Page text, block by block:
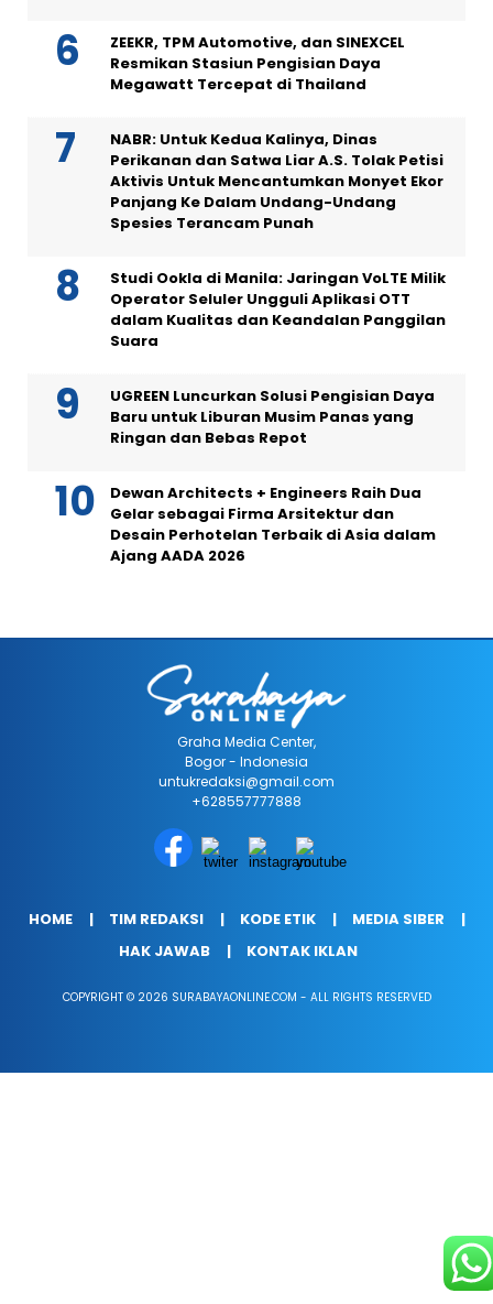
ZEEKR, TPM Automotive, dan SINEXCEL
Resmikan Stasiun Pengisian Daya
Megawatt Tercepat di Thailand
NABR: Untuk Kedua Kalinya, Dinas
Perikanan dan Satwa Liar A.S. Tolak Petisi
Aktivis Untuk Mencantumkan Monyet Ekor
Panjang Ke Dalam Undang-Undang
Spesies Terancam Punah
Studi Ookla di Manila: Jaringan VoLTE Milik
Operator Seluler Ungguli Aplikasi OTT
dalam Kualitas dan Keandalan Panggilan
Suara
UGREEN Luncurkan Solusi Pengisian Daya
Baru untuk Liburan Musim Panas yang
Ringan dan Bebas Repot
Dewan Architects + Engineers Raih Dua
Gelar sebagai Firma Arsitektur dan
Desain Perhotelan Terbaik di Asia dalam
Ajang AADA 2026
Graha Media Center,
Bogor - Indonesia
untukredaksi@gmail.com
+628557777888
HOME TIM REDAKSI KODE ETIK
MEDIA SIBER
HAK JAWAB
KONTAK IKLAN
COPYRIGHT © 2026 SURABAYAONLINE.COM - ALL RIGHTS RESERVED